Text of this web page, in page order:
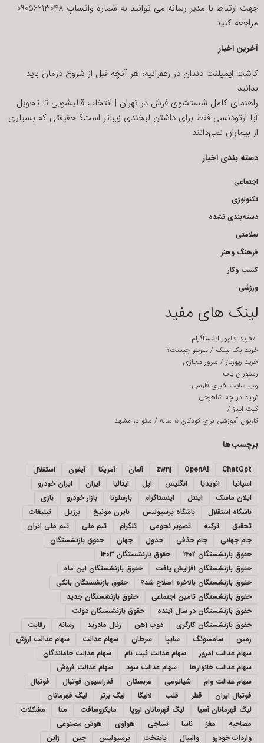
جهت ارتباط با مدیر رسانه می توانید به شماره واتساپ 09056213048
مراجعه کنید
آخرین اخبار
کاشت ایمپلنت دندان در زعفرانیه؛ هر آنچه قبل از شروع درمان باید
بدانید
راهنمای کامل شستشوی فرش در تهران | انتخاب قالیشویی تا تحویل
آیا ارتودنسی فقط برای داشتن لبخندی زیباتر است؟ حقیقتی که بسیاری
از بیماران نمی‌دانند
دسته بندی اخبار
اجتماعی
تکنولوژی
دسته‌بندی نشده
سلامتی
فرهنگ وهنر
کسب وکار
ورزشی
لینک های مفید
/خرید فالوور اینستاگرام
خرید بک لینک / میزیتو چیست؟
خرید رپورتاژ / سرور مجازی
رستوران یاب
وب سایت خبری فارسی
تولید دریچه شاهرخی
کیت ایدز /
کارتون آموزشی برای کودکان ۵ ساله
/ سئو در مشهد
برچسب‌ها
ChatGpt
OpenAI
zwnj آلمان آمریکا آیفون
استقلال
اسپانیا
انویدیا انگلیس اپل ایتالیا ایران
ایران خودرو
ایلان ماسک
اینتل اینستاگرام بارسلونا بازار خودرو
بازی
باشگاه استقلال
باشگاه پرسپولیس بایرن مونیخ برزیل
تبلیغات
تحقیق
ترکیه تصویر نجومی تلگرام تیم ملی
تیم ملی ایران
جام جهانی
جام حذفی جدول جهان
حقوق بازنشستگان
حقوق بازنشستگان 1402
حقوق بازنشستگان 1403
حقوق بازنشستگان افزایش یافت
حقوق بازنشستگان این ماه
حقوق بازنشستگان بالاخره اصلاح شد؟
حقوق بازنشستگان بانکی
حقوق بازنشستگان تامین اجتماعی
حقوق بازنشستگان جدید
حقوق بازنشستگان در سال آینده
حقوق بازنشستگان دولت
حقوق بازنشستگان کارگری
ذوب آهن رئال مادرید رسانه
رقابت
زمین
سامسونگ سایپا سرطان سهام عدالت
سهام عدالت ارزش
سهام عدالت امروز
سهام عدالت ثبت نام
سهام عدالت جاماندگان
سهام عدالت خانوارها
سهام عدالت سود
سهام عدالت فروش
سهام عدالت وام
شیائومی عربستان فدراسیون فوتبال
فوتبال
فوتبال ایران
قطر قلب لالیگا لیگ برتر
لیگ قهرمانان
لیگ قهرمانان آسیا
لیگ قهرمانان اروپا مایکروسافت متا
مشکلات
مصاحبه
مغز ناسا نساجی هواوی
هوش مصنوعی
واردات خودرو
والیبال پایتخت پرسپولیس چین ژاپن